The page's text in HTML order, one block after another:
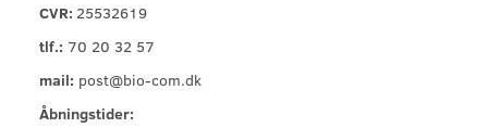
CVR: 25532619
tlf.: 70 20 32 57
mail: post@bio-com.dk
Åbningstider: